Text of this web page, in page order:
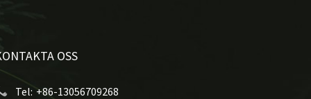
OSS
Tel: +86-13056709268